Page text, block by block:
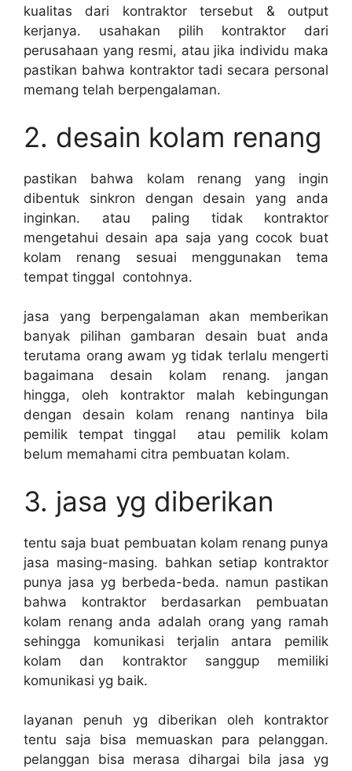
kualitas dari kontraktor tersebut & output
kerjanya. usahakan pilih kontraktor dari
perusahaan yang resmi, atau jika individu maka
pastikan bahwa kontraktor tadi secara personal
memang telah berpengalaman.
2. desain kolam renang
pastikan bahwa kolam renang yang ingin
dibentuk sinkron dengan desain yang anda
inginkan. atau paling tidak kontraktor
mengetahui desain apa saja yang cocok buat
kolam renang sesuai menggunakan tema
tempat tinggal contohnya.
jasa yang berpengalaman akan memberikan
banyak pilihan gambaran desain buat anda
terutama orang awam yg tidak terlalu mengerti
bagaimana desain kolam renang. jangan
hingga, oleh kontraktor malah kebingungan
dengan desain kolam renang nantinya bila
pemilik tempat tinggal atau pemilik kolam
belum memahami citra pembuatan kolam.
3. jasa yg diberikan
tentu saja buat pembuatan kolam renang punya
jasa masing-masing. bahkan setiap kontraktor
punya jasa yg berbeda-beda. namun pastikan
bahwa kontraktor berdasarkan pembuatan
kolam renang anda adalah orang yang ramah
sehingga komunikasi terjalin antara pemilik
kolam dan kontraktor sanggup memiliki
komunikasi yg baik.
layanan penuh yg diberikan oleh kontraktor
tentu saja bisa memuaskan para pelanggan.
pelanggan bisa merasa dihargai bila jasa yg